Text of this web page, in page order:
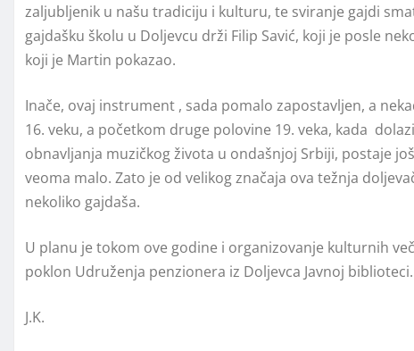
zaljubljenik u našu tradiciju i kulturu, te sviranje gajdi
gajdašku školu u Doljevcu drži Filip Savić, koji je posle
koji je Martin pokazao.
Inače, ovaj instrument , sada pomalo zapostavljen, a
16. veku, a početkom druge polovine 19. veka, kada
obnavljanja muzičkog života u ondašnjoj Srbiji, postaje
veoma malo. Zato je od velikog značaja ova težnja
nekoliko gajdaša.
U planu je tokom ove godine i organizovanje kulturnih
poklon Udruženja penzionera iz Doljevca Javnoj biblioteci.
J.K.